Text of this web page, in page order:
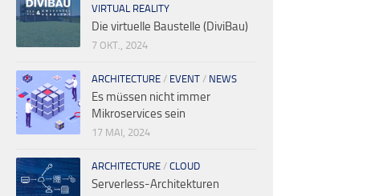
VIRTUAL REALITY
Die virtuelle Baustelle (DiviBau)
7 OKT., 2024
ARCHITECTURE / EVENT / NEWS
Es müssen nicht immer
Mikroservices sein
17 MAI, 2024
ARCHITECTURE / CLOUD
Serverless-Architekturen